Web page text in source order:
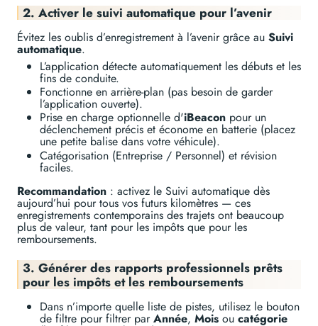
2. Activer le suivi automatique pour l’avenir
Évitez les oublis d’enregistrement à l’avenir grâce au Suivi
automatique.
L’application détecte automatiquement les débuts et les
fins de conduite.
Fonctionne en arrière-plan (pas besoin de garder
l’application ouverte).
Prise en charge optionnelle d'iBeacon pour un
déclenchement précis et économe en batterie (placez
une petite balise dans votre véhicule).
Catégorisation (Entreprise / Personnel) et révision
faciles.
Recommandation : activez le Suivi automatique dès
aujourd’hui pour tous vos futurs kilomètres — ces
enregistrements contemporains des trajets ont beaucoup
plus de valeur, tant pour les impôts que pour les
remboursements.
3. Générer des rapports professionnels prêts
pour les impôts et les remboursements
Dans n’importe quelle liste de pistes, utilisez le bouton
de filtre pour filtrer parAnnée, Mois ou catégorie